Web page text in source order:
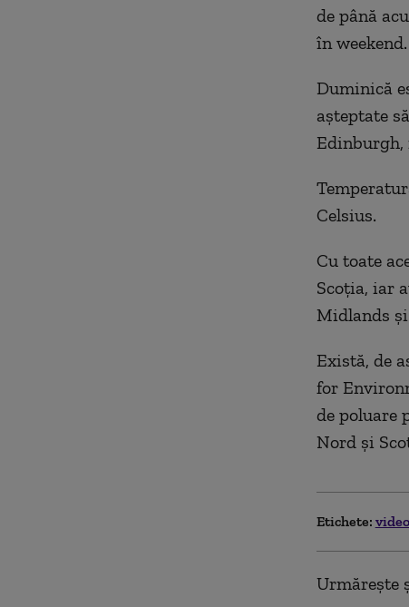
de până
în weekend.
Duminică
așteptate
Edinburgh,
Celsius.
Cu toate
Scoția, iar
Midlands
Există, de
for
de poluare
Nord și
Etichete: video
Urmărește